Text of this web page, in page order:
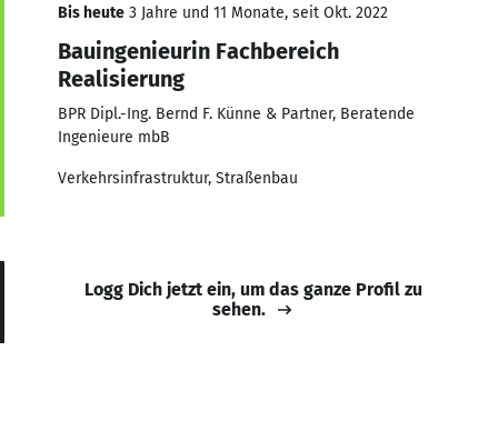
Bis heute 3 Jahre und 11 Monate, seit Okt. 2022
Bauingenieurin Fachbereich
Realisierung
BPR Dipl.-Ing. Bernd F. Künne & Partner, Beratende
Ingenieure mbB
Verkehrsinfrastruktur, Straßenbau
Logg Dich jetzt ein, um das ganze Profil zu
sehen.